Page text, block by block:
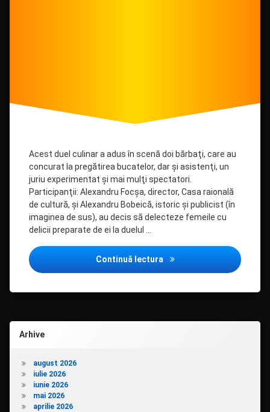
Acest duel culinar a adus în scenă doi bărbaţi, care au
concurat la pregătirea bucatelor, dar şi asistenţi, un
juriu experimentat şi mai mulţi spectatori.
Participanţii: Alexandru Focşa, director, Casa raională
de cultură, şi Alexandru Bobeică, istoric şi publicist (în
imaginea de sus), au decis să delecteze femeile cu
delicii preparate de ei la duelul …
Continuă lectura În cadrul Festivalului
Arhive
august 2026
iulie 2026
iunie 2026
mai 2026
aprilie 2026